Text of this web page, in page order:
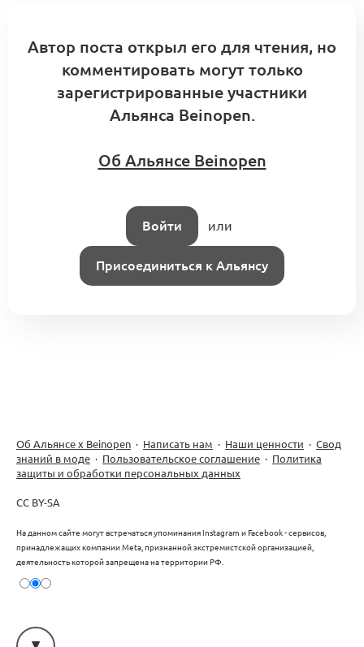
Автор поста открыл его для чтения, но
комментировать могут только
зарегистрированные участники
Альянса Beinopen.
Об Альянсе Beinopen
Войти или
Присоединиться к Альянсу
Об Альянсе х Beinopen · Написать нам · Наши ценности · Свод
знаний в моде · Пользовательское соглашение · Политика
защиты и обработки персональных данных
CC BY-SA
На данном сайте могут встречаться упоминания Instagram и Facebook - сервисов,
принадлежащих компании Meta, признанной экстремистской организацией,
деятельность которой запрещена на территории РФ.